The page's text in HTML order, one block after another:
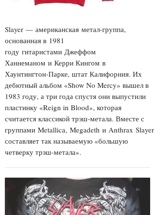
Slayer — американская метал-группа,
основанная в 1981
году гитаристами Джеффом
Ханнеманом и Керри Кингом в
Хаунтингтон-Парке, штат Калифорния. Их
дебютный альбом «Show No Mercy» вышел в
1983 году, а три года спустя они выпустили
пластинку «Reign in Blood», которая
считается классикой трэш-метала. Вместе с
группами Metallica, Megadeth и Anthrax Slayer
составляет так называемую «большую
четверку трэш-метала».